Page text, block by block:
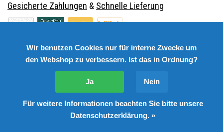
Gesicherte Zahlungen & Schnelle Lieferung
© Copyright 2026 DutchSpares B.V. - Design byWebdinge.nl
DutchSpares B.V. word beoordeeld met: 9,9/10 (2541
Wir benutzen Cookies nur für interne Zwecke um
den Webshop zu verbessern. Ist das in Ordnung?
Ja Nein
Für weitere Informationen beachten Sie bitte unsere
Datenschutzerklärung. »